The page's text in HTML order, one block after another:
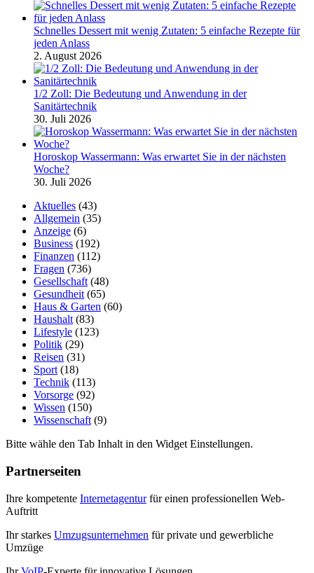
Schnelles Dessert mit wenig Zutaten: 5 einfache Rezepte für
jeden Anlass
2. August 2026
1/2 Zoll: Die Bedeutung und Anwendung in der
Sanitärtechnik
30. Juli 2026
Horoskop Wassermann: Was erwartet Sie in der nächsten
Woche?
30. Juli 2026
Aktuelles (43)
Allgemein (35)
Anzeige (6)
Business (192)
Finanzen (112)
Fragen (736)
Gesellschaft (48)
Gesundheit (65)
Haus & Garten (60)
Haushalt (83)
Lifestyle (123)
Politik (29)
Reisen (31)
Sport (18)
Technik (113)
Vorsorge (92)
Wissen (150)
Wissenschaft (9)
Bitte wähle den Tab Inhalt in den Widget Einstellungen.
Partnerseiten
Ihre kompetente Internetagenturfür einen professionellen Web-
Auftritt
Ihr starkes Umzugsunternehmen für private und gewerbliche
Umzüge